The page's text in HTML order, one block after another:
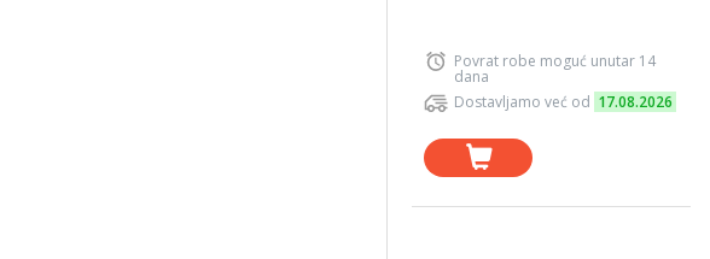
Povrat robe moguć unutar 14
dana
Dostavljamo već od 17.08.2026